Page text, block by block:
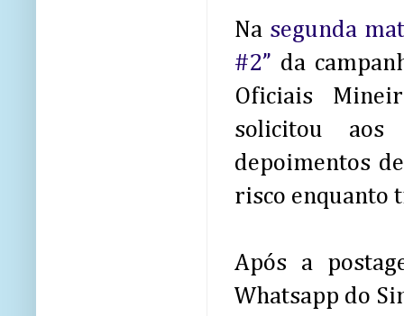
Na segunda
#2” da
Oficiais
solicitou aos
depoimentos
risco enquanto
Após a
Whatsapp do